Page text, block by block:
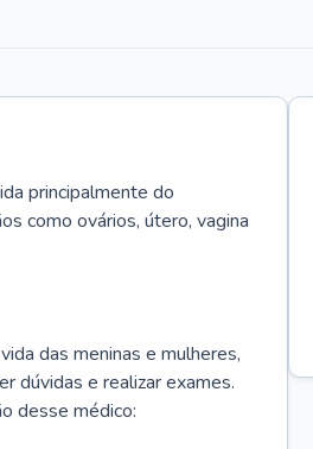
principalmente do
como ovários, útero, vagina
das meninas e mulheres,
dúvidas e realizar exames.
desse médico: